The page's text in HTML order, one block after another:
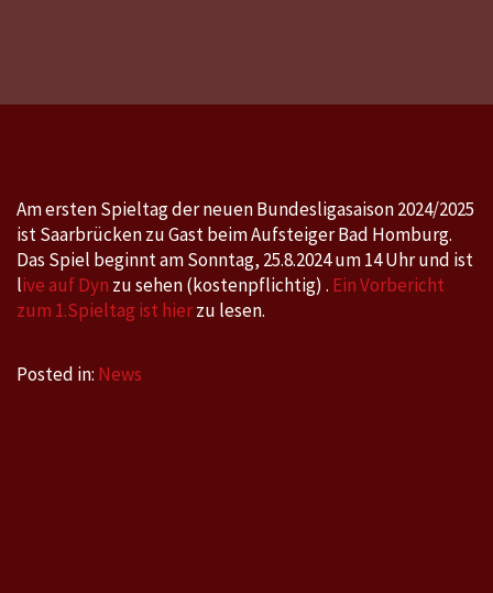
–
Sonntag
25.8.2024
um
14
Uhr
Am ersten Spieltag der neuen Bundesligasaison 2024/2025
ist Saarbrücken zu Gast beim Aufsteiger Bad Homburg.
Das Spiel beginnt am Sonntag, 25.8.2024 um 14 Uhr und ist
live auf Dyn zu sehen (kostenpflichtig) . Ein Vorbericht
zum 1.Spieltag ist hierzu lesen.
Posted in: News